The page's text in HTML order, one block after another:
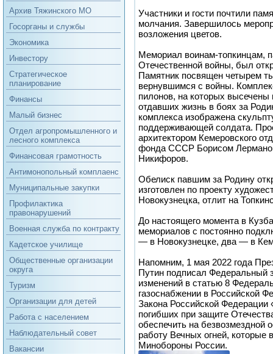
Архив Тяжинского МО
Госорганы и службы
Экономика
Инвестору
Стратегическое
планирование
Финансы
Малый бизнес
Отдел агропромышленного и
лесного комплекса
Финансовая грамотность
Антимонопольный комплаенс
Муниципальные закупки
Профилактика
правонарушений
Военная служба по контракту
Кадетское училище
Общественные организации
округа
Туризм
Организации для детей
Работа с населением
Наблюдательный совет
Вакансии
Участники и гости почтили
молчания. Завершилось
возложения цветов.
Мемориал воинам-топкинцам,
Отечественной войны, был
Памятник посвящен четырем
вернувшимся с войны.
пилонов, на которых высечены
отдавших жизнь в боях за
комплекса изображена
поддерживающей солдата.
архитектором Кемеровского
фонда СССР Борисом
Никифоров.
Обелиск павшим за Родину
изготовлен по проекту
Новокузнецка, отлит на
До настоящего момента в
мемориалов с постоянно
— в Новокузнецке, два — в
Напомним, 1 мая 2022 года
Путин подписал Федеральный
изменений в статью 8
газоснабжении в Российской
Закона Российской Федерации
погибших при защите
обеспечить на безвозмездной
работу Вечных огней, которые
Минобороны России.